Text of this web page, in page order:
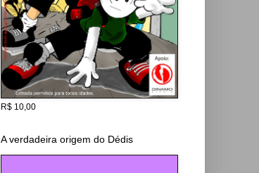
R$ 10,00
A verdadeira origem do Dédis